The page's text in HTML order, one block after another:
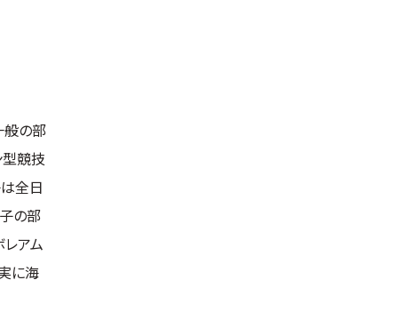
般の部
型競技
全日
の部
アム
に海